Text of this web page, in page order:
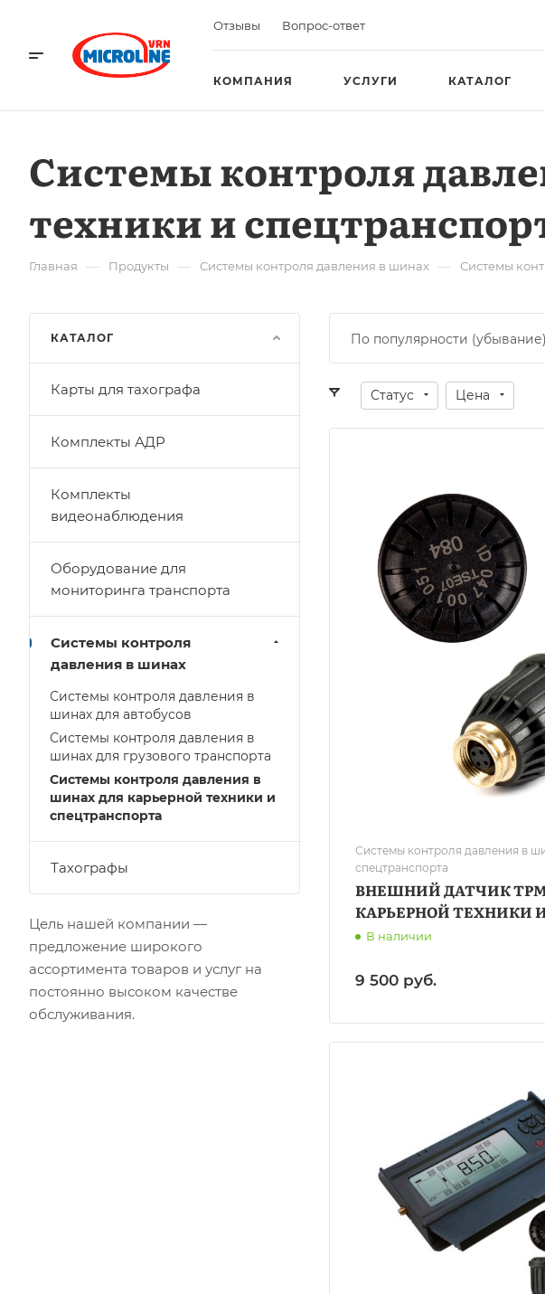
Отзывы Вопрос-ответ
КОМПАНИЯ УСЛУГИ КАТАЛОГ
Системы контроля
техники и
Главная — Продукты — Системы контроля давления в шинах — Системы
По популярности (убывание)
Статус Цена
Системы контроля давления в
спецтранспорта
ВНЕШНИЙ ДАТЧИК
КАРЬЕРНОЙ ТЕХНИКИ
В наличии
9 500 руб.
КАТАЛОГ
Карты для тахографа
Комплекты АДР
Комплекты
видеонаблюдения
Оборудование для
мониторинга транспорта
Системы контроля
давления в шинах
Системы контроля давления в
шинах для автобусов
Системы контроля давления в
шинах для грузового транспорта
Системы контроля давления в
шинах для карьерной техники и
спецтранспорта
Тахографы
Цель нашей компании —
предложение широкого
ассортимента товаров и услуг на
постоянно высоком качестве
обслуживания.